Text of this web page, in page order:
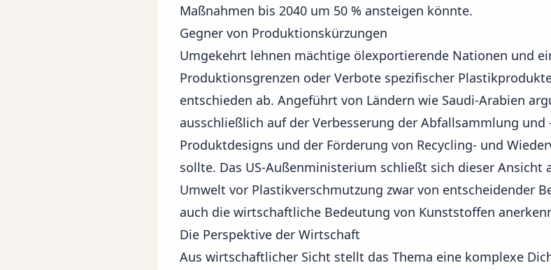
Maßnahmen bis 2040 um 50 % ansteigen könnte.
Gegner von Produktionskürzungen
Umgekehrt lehnen mächtige ölexportierende Nationen und
Produktionsgrenzen oder Verbote spezifischer
entschieden ab. Angeführt von Ländern wie Saudi-Arabien
ausschließlich auf der Verbesserung der Abfallsammlung
Produktdesigns und der Förderung von Recycling- und
sollte. Das US-Außenministerium schließt sich dieser Ansicht
Umwelt vor Plastikverschmutzung zwar von entscheidender
auch die wirtschaftliche Bedeutung von Kunststoffen
Die Perspektive der Wirtschaft
Aus wirtschaftlicher Sicht stellt das Thema eine komplexe